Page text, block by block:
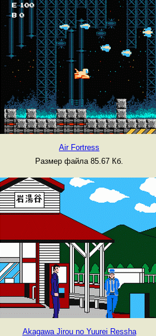
Air Fortress
Размер файла 85.67 Кб.
Akagawa Jirou no Yuurei Ressha